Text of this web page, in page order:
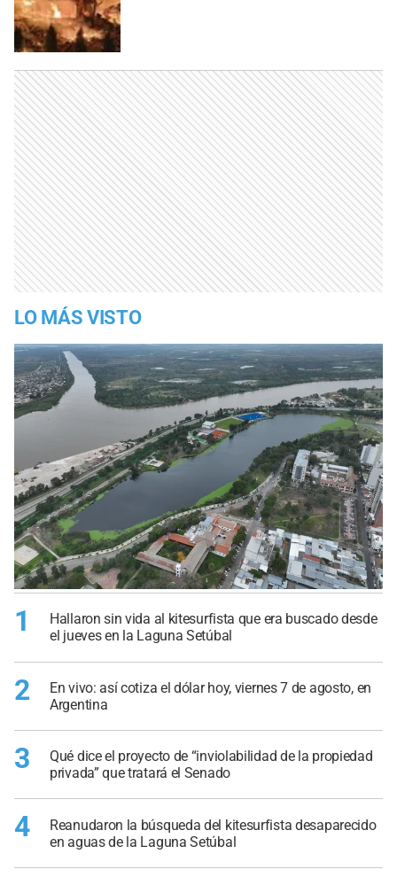
LO MÁS VISTO
1
Hallaron sin vida al kitesurfista que era buscado desde
el jueves en la Laguna Setúbal
2
En vivo: así cotiza el dólar hoy, viernes 7 de agosto, en
Argentina
3
Qué dice el proyecto de “inviolabilidad de la propiedad
privada” que tratará el Senado
4
Reanudaron la búsqueda del kitesurfista desaparecido
en aguas de la Laguna Setúbal